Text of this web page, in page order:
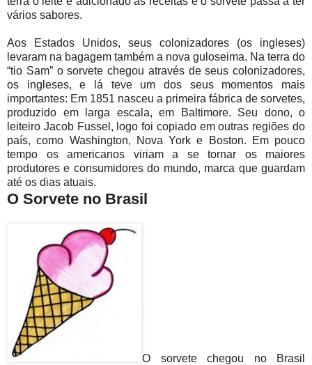
vários sabores.
Aos Estados Unidos, seus colonizadores (os ingleses)
levaram na bagagem também a nova guloseima. Na terra do
“tio Sam” o sorvete chegou através de seus colonizadores,
os ingleses, e lá teve um dos seus momentos mais
importantes: Em 1851 nasceu a primeira fábrica de sorvetes,
produzido em larga escala, em Baltimore. Seu dono, o
leiteiro Jacob Fussel, logo foi copiado em outras regiões do
país, como Washington, Nova York e Boston. Em pouco
tempo os americanos viriam a se tornar os maiores
produtores e consumidores do mundo, marca que guardam
até os dias atuais.
O Sorvete no Brasil
O sorvete chegou no Brasil